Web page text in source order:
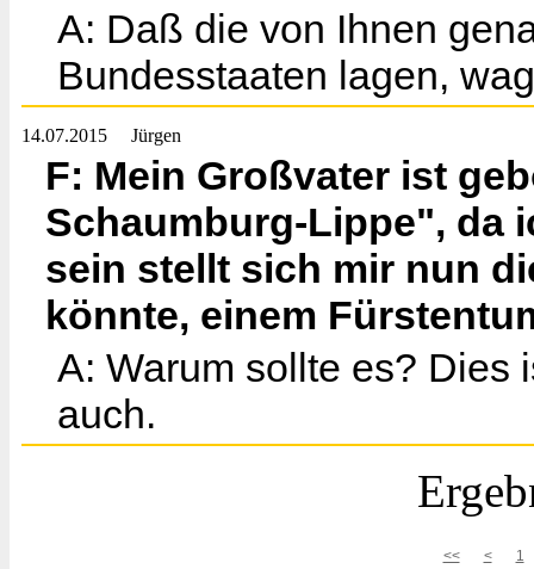
A: Daß die von Ihnen
Bundesstaaten lagen,
14.07.2015 Jürgen
F: Mein Großvater ist
Schaumburg-Lippe", da
sein stellt sich mir nun
könnte, einem
A: Warum sollte es? Dies
auch.
<< < 1